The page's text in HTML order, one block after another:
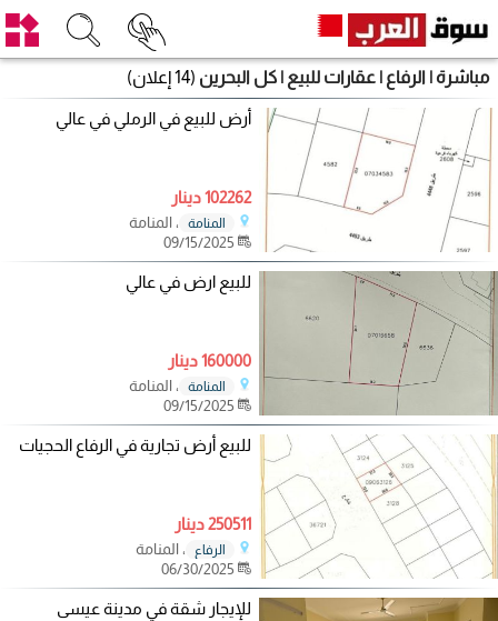
مباشرة | الرفاع | عقارات للبيع | كل البحرين (14 إعلان)
أرض للبيع في الرملي في عالي
102262 دينار
المنامة
، المنامة
للبيع ارض في عالي
160000 دينار
المنامة
، المنامة
للبيع أرض تجارية في الرفاع الحجيات
250511 دينار
الرفاع
، المنامة
للإيجار شقة في مدينة عيسى